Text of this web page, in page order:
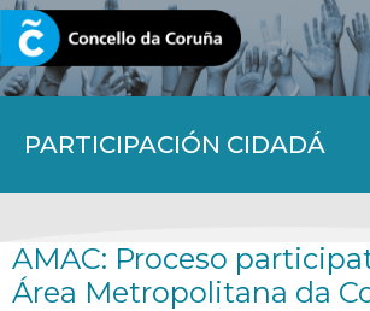
PARTICIPACIÓN CIDADÁ
CORUNA.GAL
AMAC: Proceso
Área Metropolitana da